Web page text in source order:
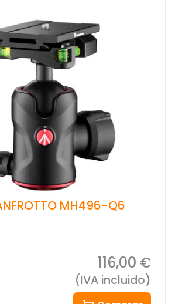
MH496-Q6
116,00 €
(IVA incluido)